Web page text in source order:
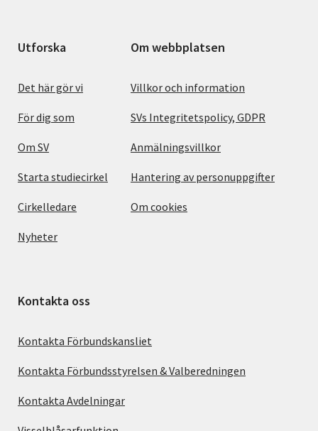
Utforska
Det här gör vi
För dig som
Om SV
Starta studiecirkel
Cirkelledare
Nyheter
Om webbplatsen
Villkor och information
SVs Integritetspolicy, GDPR
Anmälningsvillkor
Hantering av personuppgifter
Om cookies
Kontakta oss
Kontakta Förbundskansliet
Kontakta Förbundsstyrelsen & Valberedningen
Kontakta Avdelningar